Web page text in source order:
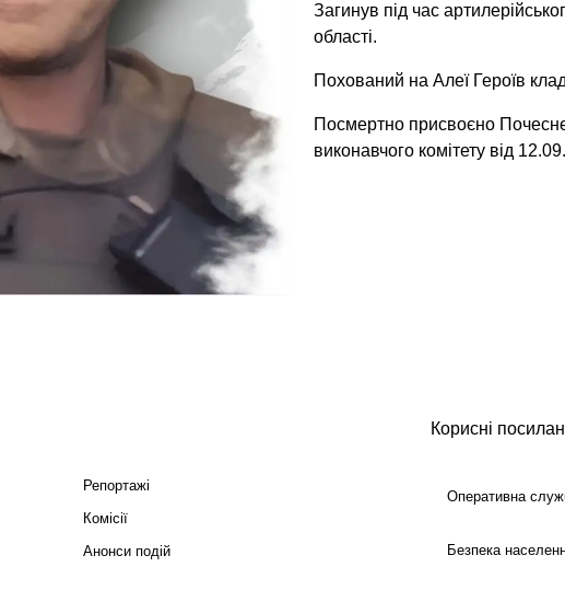
Загинув під час
області.
Похований на Алеї Героїв
Посмертно присвоєно
виконавчого комітету від
Репортажі
Комісії
Анонси подій
Корисні
Оперативна
Безпека